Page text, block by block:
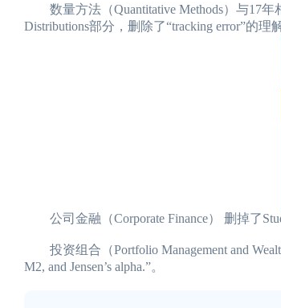
数量方法（Quantitative Methods）与17年
Distributions部分，删除了“tracking error”的理
公司金融（Corporate Finance） 删掉了Study
投资组合（Portfolio Management and Wealth
M2, and Jensen’s alpha.”。